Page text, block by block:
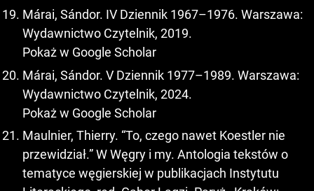
Márai, Sándor. IV Dziennik 1967–1976. Warszawa:
Wydawnictwo Czytelnik, 2019.
Pokaż w Google Scholar
Márai, Sándor. V Dziennik 1977–1989. Warszawa:
Wydawnictwo Czytelnik, 2024.
Pokaż w Google Scholar
Maulnier, Thierry. “To, czego nawet Koestler nie
przewidział.” W Węgry i my. Antologia tekstów o
tematyce węgierskiej w publikacjach Instytutu